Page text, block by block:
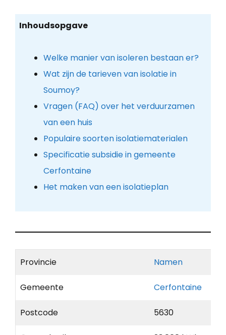
Inhoudsopgave
Welke manier van isoleren bestaan er?
Wat zijn de tarieven van isolatie in
Soumoy?
Vragen (FAQ) over het verduurzamen
van een huis
Populaire soorten isolatiematerialen
Specificatie subsidie in gemeente
Cerfontaine
Het maken van een isolatieplan
Provincie Namen
Gemeente Cerfontaine
Postcode 5630